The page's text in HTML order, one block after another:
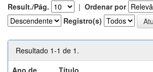
Result./Pág. | Ordenar por
Registro(s)
Resultado 1-1 de 1.
Ano de
Título